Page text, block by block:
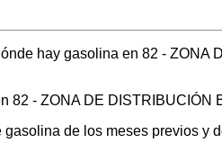
hay gasolina en 82 -
82 - ZONA DE DISTRIBUCIÓN
de los meses previos